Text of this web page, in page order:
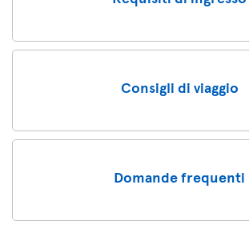
Consigli di viaggio
Domande frequenti